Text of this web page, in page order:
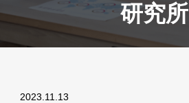
研究所
2023.11.13